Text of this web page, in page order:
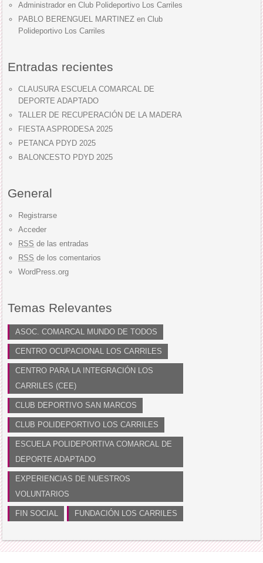
Administrador enClub Polideportivo Los Carriles
PABLO BERENGUEL MARTINEZ enClub
Polideportivo Los Carriles
Entradas recientes
CLAUSURA ESCUELA COMARCAL DE
DEPORTE ADAPTADO
TALLER DE RECUPERACIÓN DE LA MADERA
FIESTA ASPRODESA 2025
PETANCA PDYD 2025
BALONCESTO PDYD 2025
General
Registrarse
Acceder
RSS de las entradas
RSS de los comentarios
WordPress.org
Temas Relevantes
ASOC. COMARCAL MUNDO DE TODOS
CENTRO OCUPACIONAL LOS CARRILES
CENTRO PARA LA INTEGRACIÓN LOS
CARRILES (CEE)
CLUB DEPORTIVO SAN MARCOS
CLUB POLIDEPORTIVO LOS CARRILES
ESCUELA POLIDEPORTIVA COMARCAL DE
DEPORTE ADAPTADO
EXPERIENCIAS DE NUESTROS
VOLUNTARIOS
FIN SOCIAL FUNDACIÓN LOS CARRILES